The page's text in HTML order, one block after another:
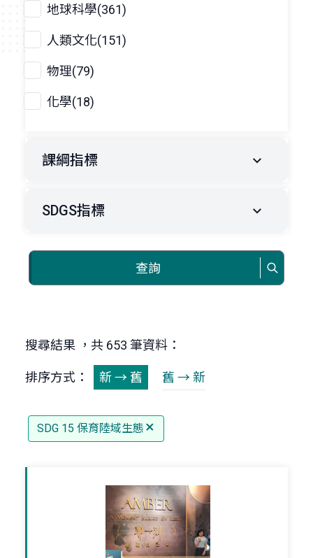
地球科學(361)
人類文化(151)
物理(79)
化學(18)
課綱指標
SDGS指標
查詢
搜尋結果 ，共 653 筆資料：
排序方式： 新 → 舊 舊 → 新
SDG 15 保育陸域生態